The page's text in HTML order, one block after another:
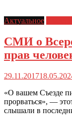
Актуальное
СМИ о
прав
29.11.2017
«О вашем Съезде
прорваться», —
слышали в